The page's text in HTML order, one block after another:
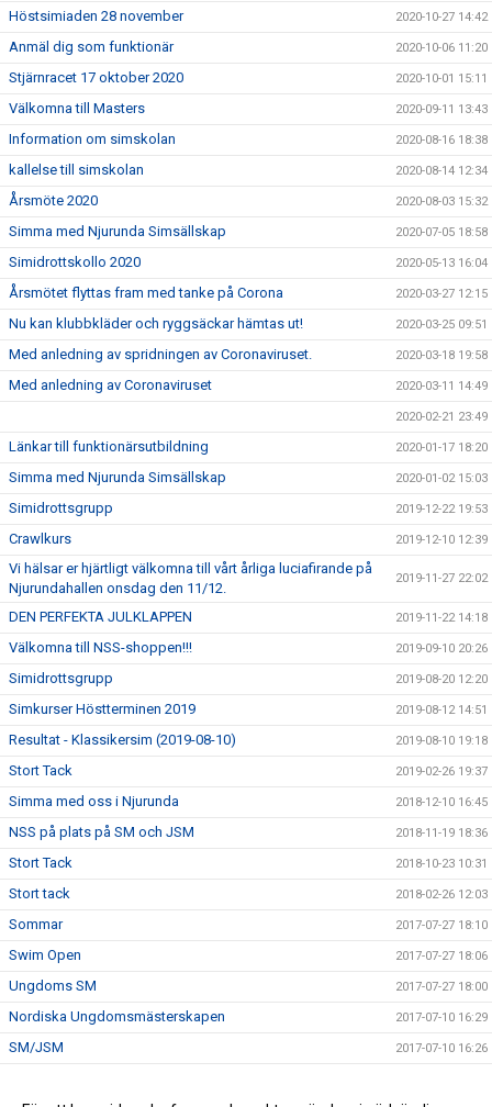
Höstsimiaden 28 november 2020-10-27 14:42
Anmäl dig som funktionär 2020-10-06 11:20
Stjärnracet 17 oktober 2020 2020-10-01 15:11
Välkomna till Masters 2020-09-11 13:43
Information om simskolan 2020-08-16 18:38
kallelse till simskolan 2020-08-14 12:34
Årsmöte 2020 2020-08-03 15:32
Simma med Njurunda Simsällskap 2020-07-05 18:58
Simidrottskollo 2020 2020-05-13 16:04
Årsmötet flyttas fram med tanke på Corona 2020-03-27 12:15
Nu kan klubbkläder och ryggsäckar hämtas ut! 2020-03-25 09:51
Med anledning av spridningen av Coronaviruset. 2020-03-18 19:58
Med anledning av Coronaviruset 2020-03-11 14:49
2020-02-21 23:49
Länkar till funktionärsutbildning 2020-01-17 18:20
Simma med Njurunda Simsällskap 2020-01-02 15:03
Simidrottsgrupp 2019-12-22 19:53
Crawlkurs 2019-12-10 12:39
Vi hälsar er hjärtligt välkomna till vårt årliga luciafirande på
Njurundahallen onsdag den 11/12.
2019-11-27 22:02
DEN PERFEKTA JULKLAPPEN 2019-11-22 14:18
Välkomna till NSS-shoppen!!! 2019-09-10 20:26
Simidrottsgrupp 2019-08-20 12:20
Simkurser Höstterminen 2019 2019-08-12 14:51
Resultat - Klassikersim (2019-08-10) 2019-08-10 19:18
Stort Tack 2019-02-26 19:37
Simma med oss i Njurunda 2018-12-10 16:45
NSS på plats på SM och JSM 2018-11-19 18:36
Stort Tack 2018-10-23 10:31
Stort tack 2018-02-26 12:03
Sommar 2017-07-27 18:10
Swim Open 2017-07-27 18:06
Ungdoms SM 2017-07-27 18:00
Nordiska Ungdomsmästerskapen 2017-07-10 16:29
SM/JSM 2017-07-10 16:26